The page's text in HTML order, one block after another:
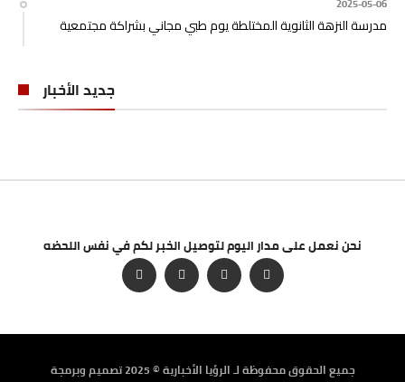
2025-05-06
مدرسة النزهة الثانوية المختلطة يوم طبي مجاني بشراكة مجتمعية
جديد الأخبار
نحن نعمل على مدار اليوم لتوصيل الخبر لكم في نفس اللحضه
جميع الحقوق محفوظة لـ الرؤيا الأخبارية © 2025 تصميم وبرمجة